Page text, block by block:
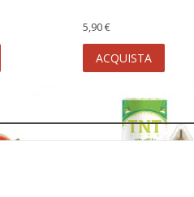
5,90 €
ACQUISTA